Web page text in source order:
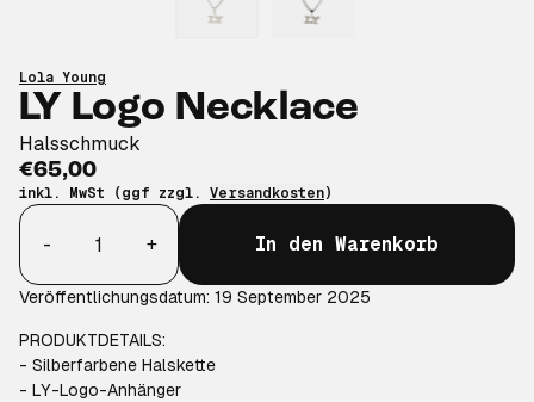
Lola Young
LY Logo Necklace
Halsschmuck
€65,00
inkl. MwSt (ggf zzgl. Versandkosten)
Anzahl
-
+ In den Warenkorb
Veröffentlichungsdatum: 19 September 2025
PRODUKTDETAILS:
- Silberfarbene Halskette
- LY-Logo-Anhänger